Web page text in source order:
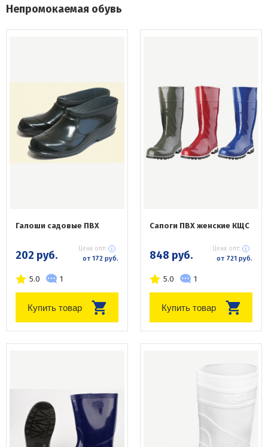
Непромокаемая обувь
Галоши садовые ПВХ
202 руб. Цена опт:
от 172 руб.
5.0 1
Купить товар
Сапоги ПВХ женские КЩС
848 руб. Цена опт:
от 721 руб.
5.0 1
Купить товар